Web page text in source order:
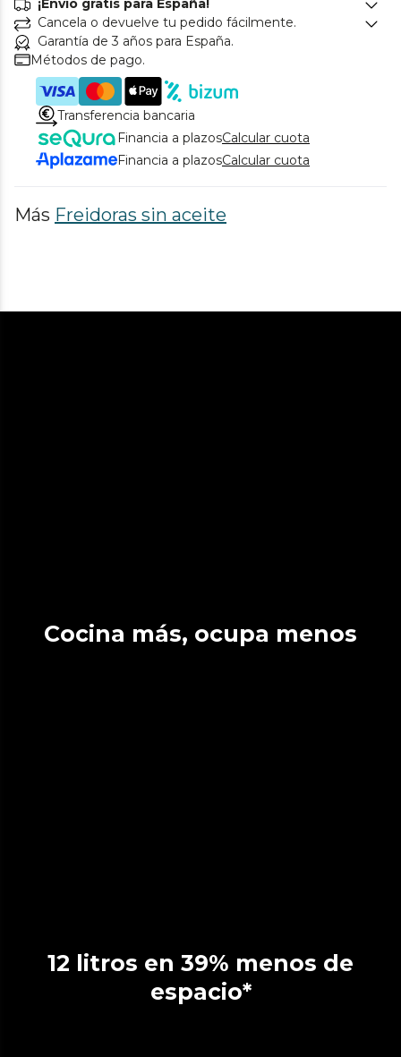
¡Envío gratis para España!
Cancela o devuelve tu pedido fácilmente.
Garantía de 3 años para España.
Métodos de pago.
Transferencia bancaria
Financia a plazosCalcular cuota
Financia a plazosCalcular cuota
Más Freidoras sin aceite
Cocina más, ocupa menos
12 litros en 39% menos de
espacio*